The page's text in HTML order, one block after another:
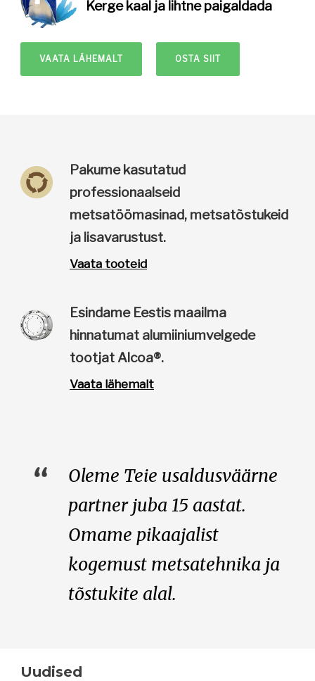
Kerge kaal ja lihtne paigaldada
VAATA LÄHEMALT OSTA SIIT
Pakume kasutatud
professionaalseid
metsatöömasinad, metsatõstukeid
ja lisavarustust.
Vaata tooteid
Esindame Eestis maailma
hinnatumat alumiiniumvelgede
tootjat Alcoa®.
Vaata lähemalt
Oleme Teie usaldusväärne
partner juba 15 aastat.
Omame pikaajalist
kogemust metsatehnika ja
tõstukite alal.
Uudised